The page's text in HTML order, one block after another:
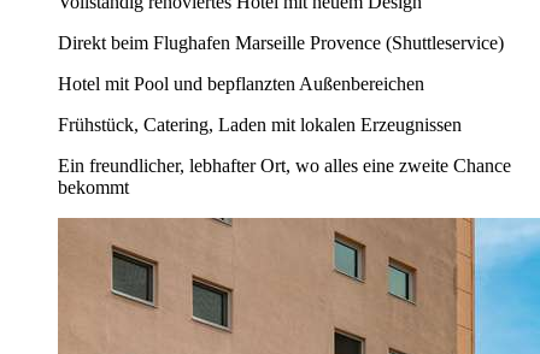
Direkt beim Flughafen Marseille Provence (Shuttleservice)
Hotel mit Pool und bepflanzten Außenbereichen
Frühstück, Catering, Laden mit lokalen Erzeugnissen
Ein freundlicher, lebhafter Ort, wo alles eine zweite Chance
bekommt